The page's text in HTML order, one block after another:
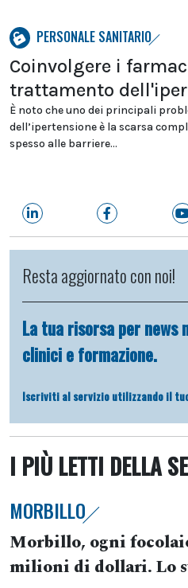
PERSONALE SANITARIO
Coinvolgere i
trattamento
È noto che uno dei principali
dell’ipertensione è la scarsa
spesso alle barriere...
Resta aggiornato con noi!
La tua risorsa per
clinici e formazione.
Iscriviti al servizio utilizzando il
I PIÙ LETTI DELLA
MORBILLO
Morbillo, ogni
milioni di dollari. Lo